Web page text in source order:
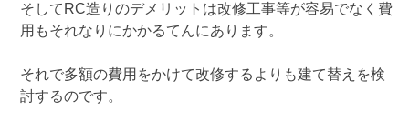
そしてRC造りのデメリットは改修工事等が容易でなく費
用もそれなりにかかるてんにあります。
それで多額の費用をかけて改修するよりも建て替えを検
討するのです。